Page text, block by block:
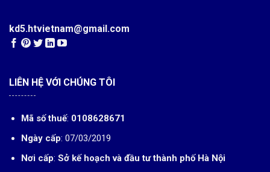
kd5.htvietnam@gmail.com
LIÊN HỆ VỚI CHÚNG TÔI
Mã số thuế: 0108628671
Ngày cấp: 07/03/2019
Nơi cấp: Sở kế hoạch và đầu tư thành phố Hà Nội